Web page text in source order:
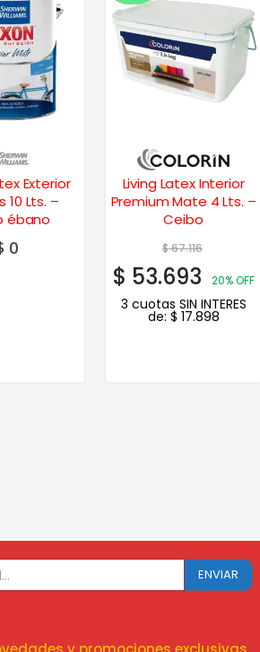
Exterior
10 Lts. –
ébano
0
Living Latex Interior
Premium Mate 4 Lts. –
Ceibo
$67.116
$ 53.693 20% OFF
3 cuotas SIN INTERES
de: $ 17.898